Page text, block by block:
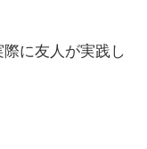
に友人が実践し